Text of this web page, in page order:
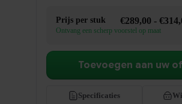
Prijs per stuk €289,00 - €
Ontvang een scherp voorstel op maat
Specificaties
Toevoegen aan uw